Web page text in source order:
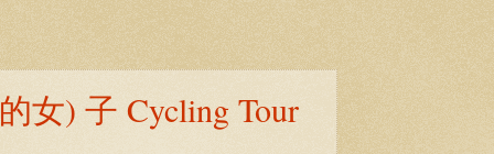
女) 子 Cycling Tour